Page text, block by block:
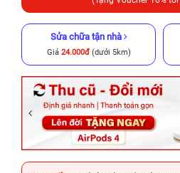
Sửa chữa tận nhà
Giá 24.000đ(dưới 5km)